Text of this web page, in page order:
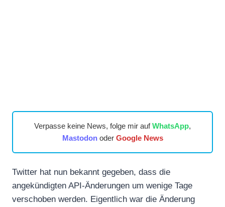
Verpasse keine News, folge mir aufWhatsApp,
Mastodonoder Google News
Twitter hat nun bekannt gegeben, dass die
angekündigten API-Änderungen um wenige Tage
verschoben werden. Eigentlich war die Änderung